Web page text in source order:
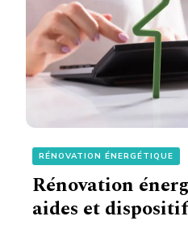
RÉNOVATION ÉNERGÉTIQUE
Rénovation
aides et